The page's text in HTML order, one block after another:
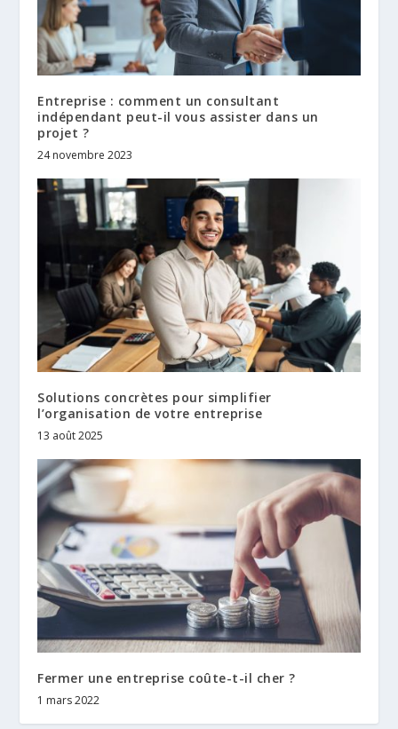
Entreprise : comment un consultant
indépendant peut-il vous assister dans un
projet ?
24 novembre 2023
Solutions concrètes pour simplifier
l’organisation de votre entreprise
13 août 2025
Fermer une entreprise coûte-t-il cher ?
1 mars 2022